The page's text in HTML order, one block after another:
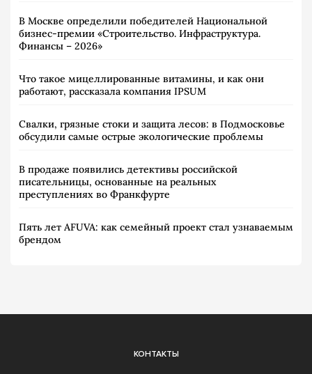
В Москве определили победителей Национальной
бизнес-премии «Строительство. Инфраструктура.
Финансы – 2026»
Что такое мицеллированные витамины, и как они
работают, рассказала компания IPSUM
Свалки, грязные стоки и защита лесов: в Подмосковье
обсудили самые острые экологические проблемы
В продаже появились детективы российской
писательницы, основанные на реальных
преступлениях во Франкфурте
Пять лет AFUVA: как семейный проект стал узнаваемым
брендом
КОНТАКТЫ